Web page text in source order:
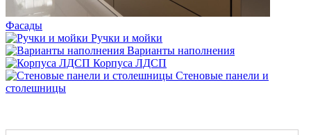
Фасады
Ручки и мойки
Варианты наполнения
Корпуса ЛДСП
Стеновые панели и
столешницы